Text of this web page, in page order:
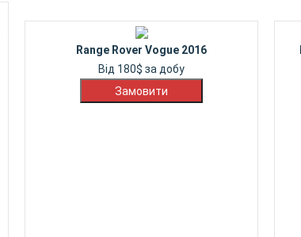
Range Rover Vogue 2016
Від 180$ за добу